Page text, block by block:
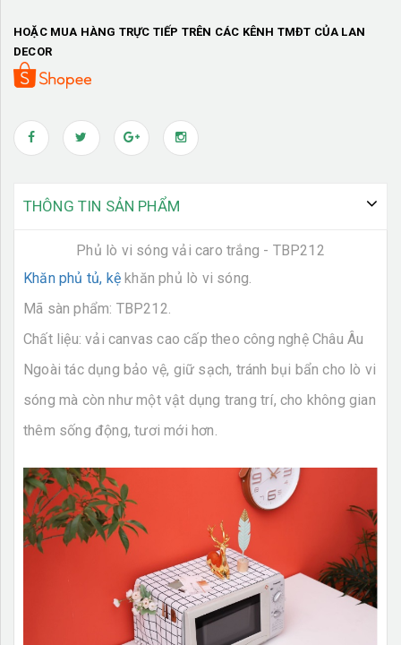
HOẶC MUA HÀNG TRỰC TIẾP TRÊN CÁC KÊNH TMĐT CỦA LAN
DECOR
THÔNG TIN SẢN PHẨM
Phủ lò vi sóng vải caro trắng - TBP212
Khăn phủ tủ, kệ khăn phủ lò vi sóng.
Mã sàn phẩm: TBP212.
Chất liệu: vải canvas cao cấp theo công nghệ Châu Âu
Ngoài tác dụng bảo vệ, giữ sạch, tránh bụi bẩn cho lò vi
sóng mà còn như một vật dụng trang trí, cho không gian
thêm sống động, tươi mới hơn.